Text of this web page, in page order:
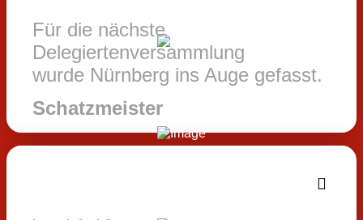
Für die nächste
Delegiertenversammlung
wurde Nürnberg ins Auge gefasst.
Schatzmeister